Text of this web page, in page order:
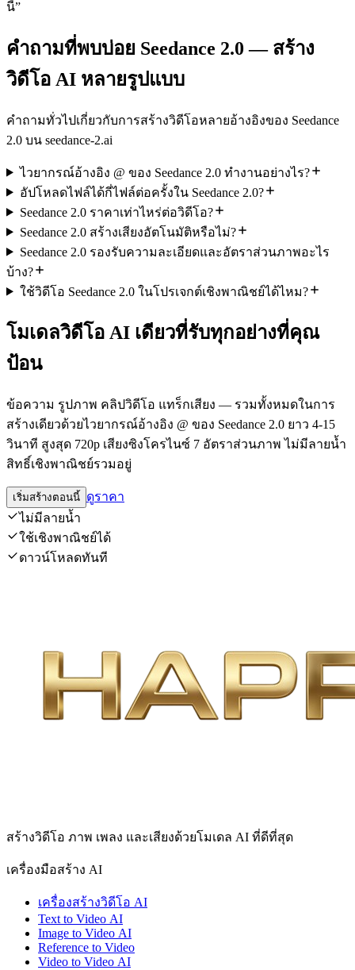
นี้”
คำถามที่พบบ่อย Seedance 2.0 — สร้าง
วิดีโอ AI หลายรูปแบบ
คำถามทั่วไปเกี่ยวกับการสร้างวิดีโอหลายอ้างอิงของ Seedance
2.0 บน seedance-2.ai
ไวยากรณ์อ้างอิง @ ของ Seedance 2.0 ทำงานอย่างไร?
อัปโหลดไฟล์ได้กี่ไฟล์ต่อครั้งใน Seedance 2.0?
Seedance 2.0 ราคาเท่าไหร่ต่อวิดีโอ?
Seedance 2.0 สร้างเสียงอัตโนมัติหรือไม่?
Seedance 2.0 รองรับความละเอียดและอัตราส่วนภาพอะไร
บ้าง?
ใช้วิดีโอ Seedance 2.0 ในโปรเจกต์เชิงพาณิชย์ได้ไหม?
โมเดลวิดีโอ AI เดียวที่รับทุกอย่างที่คุณ
ป้อน
ข้อความ รูปภาพ คลิปวิดีโอ แทร็กเสียง — รวมทั้งหมดในการ
สร้างเดียวด้วยไวยากรณ์อ้างอิง @ ของ Seedance 2.0 ยาว 4-15
วินาที สูงสุด 720p เสียงซิงโครไนซ์ 7 อัตราส่วนภาพ ไม่มีลายน้ำ
สิทธิ์เชิงพาณิชย์รวมอยู่
เริ่มสร้างตอนนี้ ดูราคา
ไม่มีลายน้ำ
ใช้เชิงพาณิชย์ได้
ดาวน์โหลดทันที
สร้างวิดีโอ ภาพ เพลง และเสียงด้วยโมเดล AI ที่ดีที่สุด
เครื่องมือสร้าง AI
เครื่องสร้างวิดีโอ AI
Text to Video AI
Image to Video AI
Reference to Video
Video to Video AI